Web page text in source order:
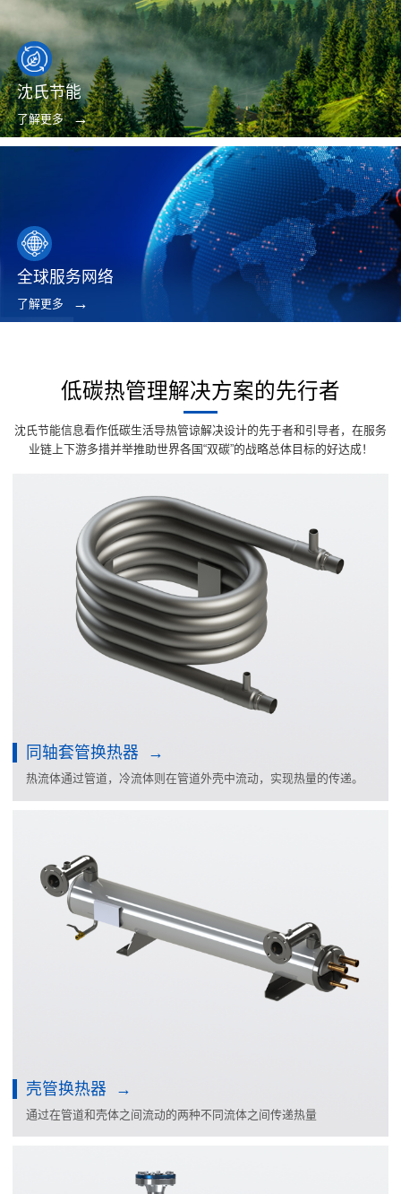
沈氏节能
了解更多
全球服务网络
了解更多
低碳热管理解决方案的先行者
沈氏节能信息看作低碳生活导热管谅解决设计的先于者和引导者，在服务
业链上下游多措并举推助世界各国“双碳”的战略总体目标的好达成！
同轴套管换热器
热流体通过管道，冷流体则在管道外壳中流动，实现热量的传递。
壳管换热器
通过在管道和壳体之间流动的两种不同流体之间传递热量